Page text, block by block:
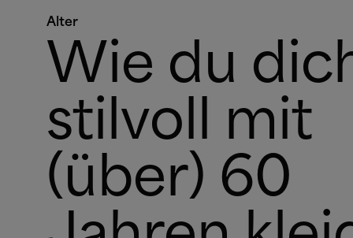
Alter
Wie du
stilvoll mit
(über) 60